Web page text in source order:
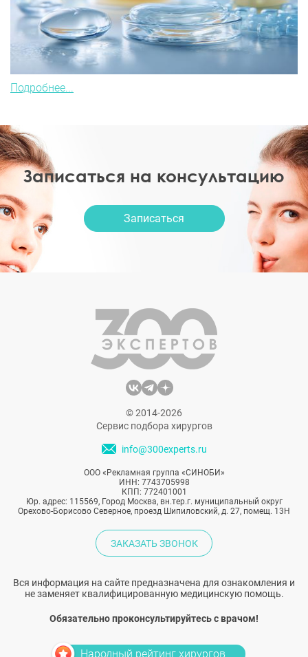
Подробнее...
Записаться на консультацию
Записаться
© 2014-2026
Сервис подбора хирургов
info@300experts.ru
ООО «Рекламная группа «СИНОБИ»
ИНН: 7743705998
КПП: 772401001
Юр. адрес: 115569, Город Москва, вн.тер.г. муниципальный округ
Орехово-Борисово Северное, проезд Шипиловский, д. 27, помещ. 13Н
ЗАКАЗАТЬ ЗВОНОК
Вся информация на сайте предназначена для ознакомления и
не заменяет квалифицированную медицинскую помощь.
Обязательно проконсультируйтесь с врачом!
Народный рейтинг хирургов